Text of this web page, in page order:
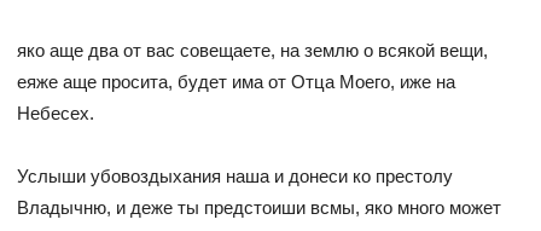
яко аще два от вас совещаете, на землю о всякой вещи,
еяже аще просита, будет има от Отца Моего, иже на
Небесех.
Услыши убовоздыхания наша и донеси ко престолу
Владычню, и деже ты предстоиши всмы, яко много может